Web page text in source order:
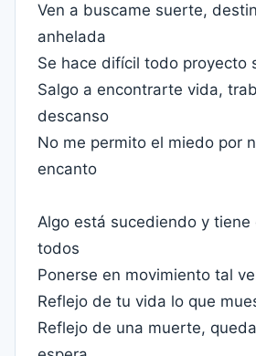
Ven a buscame suerte,
anhelada
Se hace difícil todo proyecto
Salgo a encontrarte vida,
descanso
No me permito el miedo por
encanto
Algo está sucediendo y tiene
todos
Ponerse en movimiento tal
Reflejo de tu vida lo que
Reflejo de una muerte,